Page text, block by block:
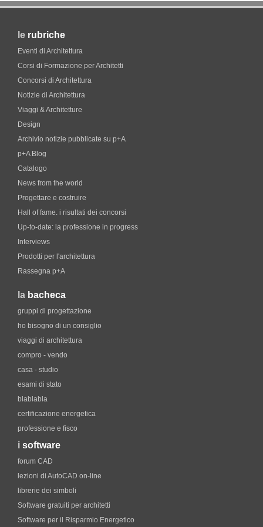
le rubriche
Eventi di Architettura
Corsi di Formazione per Architetti
Concorsi di Architettura
Notizie di Architettura
Viaggi & Architetture
Design
Archivio notizie pubblicate su p+A
p+A Blog
Catalogo
News from the world
Progettare e costruire
Hall of fame. i risultati dei concorsi
Up-to-date: la professione in progress
Interviews
Prodotti per l'architettura
Rassegna p+A
la bacheca
gruppi di progettazione
ho bisogno di un consiglio
viaggi di architettura
compro - vendo
casa - studio
esami di stato
blablabla
certificazione energetica
professione e fisco
i software
forum CAD
lezioni di AutoCAD on-line
librerie dei simboli
Software gratuiti per architetti
Software per il Risparmio Energetico